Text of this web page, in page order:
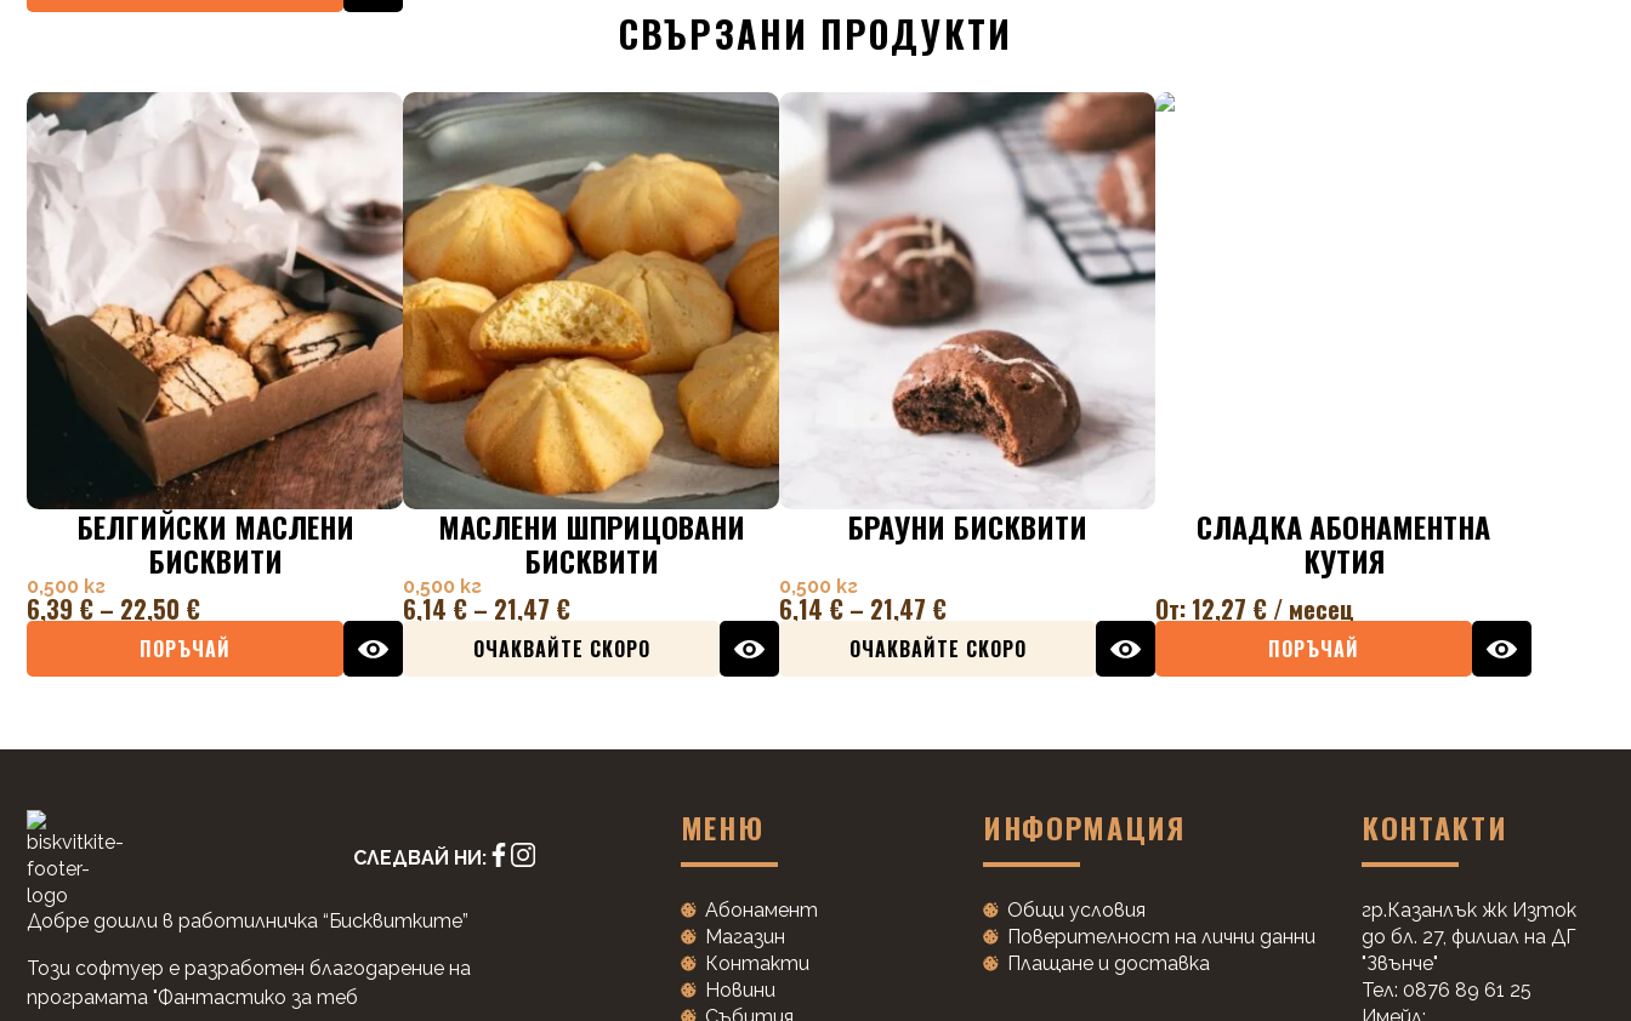
СВЪРЗАНИ ПРОДУКТИ
БЕЛГИЙСКИ МАСЛЕНИ
БИСКВИТИ
0,500 кг
6,39 € – 22,50 €
ПОРЪЧАЙ
МАСЛЕНИ ШПРИЦОВАНИ
БИСКВИТИ
0,500 кг
6,14 € – 21,47 €
ОЧАКВАЙТЕ СКОРО
БРАУНИ БИСКВИТИ
0,500 кг
6,14 € – 21,47 €
ОЧАКВАЙТЕ СКОРО
СЛАДКА АБОНАМЕНТНА
КУТИЯ
От: 12,27 € / месец
ПОРЪЧАЙ
СЛЕДВАЙ НИ:
Добре дошли в работилничка “Бисквитките”
Този софтуер е разработен благодарение на
програмата "Фантастико за теб
МЕНЮ
Абонамент
Магазин
Контакти
Новини
ИНФОРМАЦИЯ
Общи условия
Поверителност на лични данни
Плащане и доставка
КОНТАКТИ
гр.Казанлък жк Изток
до бл. 27, филиал на ДГ
"Звънче"
Тел: 0876 89 61 25